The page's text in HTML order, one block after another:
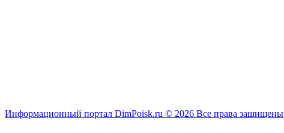
Информационный портал DimPoisk.ru © 2026 Все права защищены